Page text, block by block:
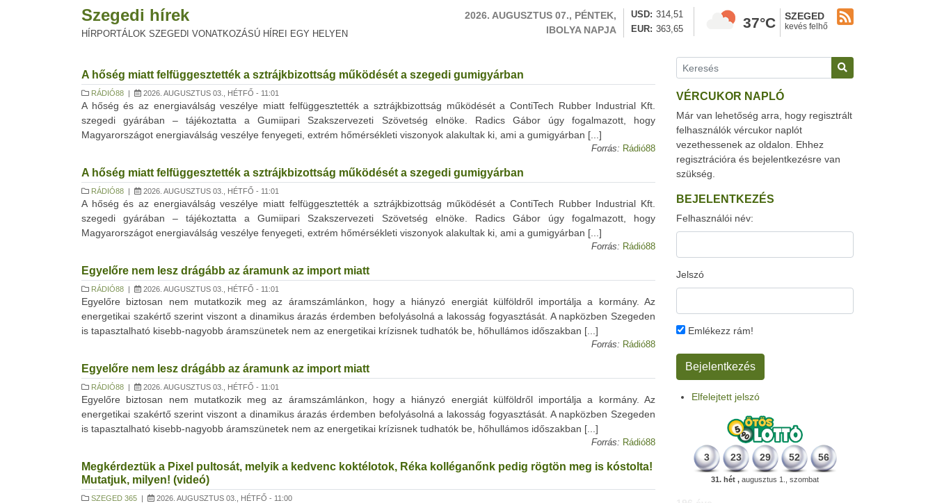
Szegedi hírek
HÍRPORTÁLOK SZEGEDI VONATKOZÁSÚ HÍREI EGY HELYEN
2026. AUGUSZTUS 07., PÉNTEK,
IBOLYA NAPJA
USD
314,51
EUR
363,65 37°C SZEGED
kevés felhő
A hőség miatt felfüggesztették a sztrájkbizottság működését a szegedi gumigyárban
RÁDIÓ88 | 2026. AUGUSZTUS 03., HÉTFŐ - 11:01
A hőség és az energiaválság veszélye miatt felfüggesztették a sztrájkbizottság működését a ContiTech Rubber Industrial Kft.
szegedi gyárában – tájékoztatta a Gumiipari Szakszervezeti Szövetség elnöke. Radics Gábor úgy fogalmazott, hogy
Magyarországot energiaválság veszélye fenyegeti, extrém hőmérsékleti viszonyok alakultak ki, ami a gumigyárban [...]
Forrás: Rádió88
A hőség miatt felfüggesztették a sztrájkbizottság működését a szegedi gumigyárban
RÁDIÓ88 | 2026. AUGUSZTUS 03., HÉTFŐ - 11:01
A hőség és az energiaválság veszélye miatt felfüggesztették a sztrájkbizottság működését a ContiTech Rubber Industrial Kft.
szegedi gyárában – tájékoztatta a Gumiipari Szakszervezeti Szövetség elnöke. Radics Gábor úgy fogalmazott, hogy
Magyarországot energiaválság veszélye fenyegeti, extrém hőmérsékleti viszonyok alakultak ki, ami a gumigyárban [...]
Forrás: Rádió88
Egyelőre nem lesz drágább az áramunk az import miatt
RÁDIÓ88 | 2026. AUGUSZTUS 03., HÉTFŐ - 11:01
Egyelőre biztosan nem mutatkozik meg az áramszámlánkon, hogy a hiányzó energiát külföldről importálja a kormány. Az
energetikai szakértő szerint viszont a dinamikus árazás érdemben befolyásolná a lakosság fogyasztását. A napközben Szegeden
is tapasztalható kisebb-nagyobb áramszünetek nem az energetikai krízisnek tudhatók be, hőhullámos időszakban [...]
Forrás: Rádió88
Egyelőre nem lesz drágább az áramunk az import miatt
RÁDIÓ88 | 2026. AUGUSZTUS 03., HÉTFŐ - 11:01
Egyelőre biztosan nem mutatkozik meg az áramszámlánkon, hogy a hiányzó energiát külföldről importálja a kormány. Az
energetikai szakértő szerint viszont a dinamikus árazás érdemben befolyásolná a lakosság fogyasztását. A napközben Szegeden
is tapasztalható kisebb-nagyobb áramszünetek nem az energetikai krízisnek tudhatók be, hőhullámos időszakban [...]
Forrás: Rádió88
Megkérdeztük a Pixel pultosát, melyik a kedvenc koktélotok, Réka kolléganőnk pedig rögtön meg is kóstolta!
Mutatjuk, milyen! (videó)
SZEGED 365 | 2026. AUGUSZTUS 03., HÉTFŐ - 11:00
VÉRCUKOR NAPLÓ
Már van lehetőség arra, hogy regisztrált
felhasználók vércukor naplót
vezethessenek az oldalon. Ehhez
regisztrációra és bejelentkezésre van
szükség.
BEJELENTKEZÉS
Felhasználói név:
Jelszó
Emlékezz rám!
Elfelejtett jelszó
3 23 29 52 56
31. hét , augusztus 1., szombat